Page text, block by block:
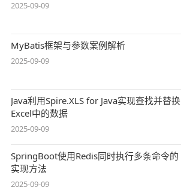
2025-09-09
MyBatis框架与参数案例解析
2025-09-09
Java利用Spire.XLS for Java实现查找并替换
Excel中的数据
2025-09-09
SpringBoot使用Redis同时执行多条命令的
实现方法
2025-09-09